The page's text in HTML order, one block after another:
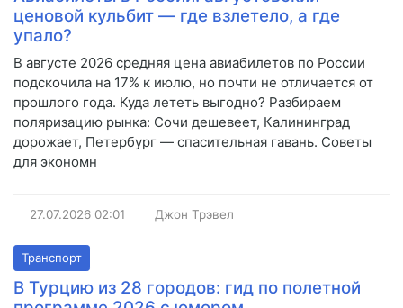
ценовой кульбит — где взлетело, а где
упало?
В августе 2026 средняя цена авиабилетов по России
подскочила на 17% к июлю, но почти не отличается от
прошлого года. Куда лететь выгодно? Разбираем
поляризацию рынка: Сочи дешевеет, Калининград
дорожает, Петербург — спасительная гавань. Советы
для экономн
27.07.2026 02:01 Джон Трэвел
Транспорт
В Турцию из 28 городов: гид по полетной